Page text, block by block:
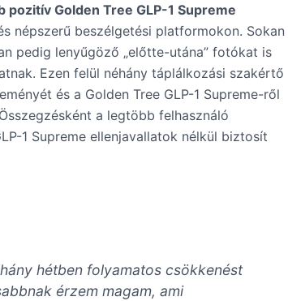
Golden Tree GLP-1 Supreme
népszerű beszélgetési platformokon. Sokan
pedig lenyűgöző „előtte-utána” fotókat is
Ezen felül néhány táplálkozási szakértő
és a Golden Tree GLP-1 Supreme-ről
a legtöbb felhasználó
1 Supreme ellenjavallatok nélkül biztosít
hétben folyamatos csökkenést
érzem magam, ami